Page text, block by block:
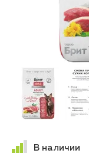
В наличии